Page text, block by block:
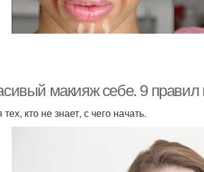
макияж себе. 9 правил
кто не знает, с чего начать.